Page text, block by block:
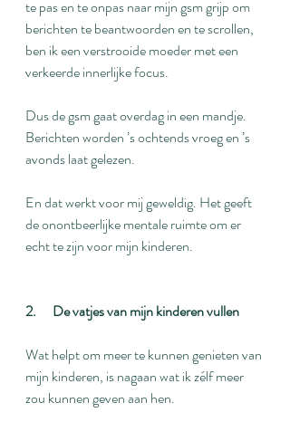
te pas en te onpas naar mijn gsm grijp om
berichten te beantwoorden en te scrollen,
ben ik een verstrooide moeder met een
verkeerde innerlijke focus.
Dus de gsm gaat overdag in een mandje.
Berichten worden ’s ochtends vroeg en ’s
avonds laat gelezen.
En dat werkt voor mij geweldig. Het geeft
de onontbeerlijke mentale ruimte om er
echt te zijn voor mijn kinderen.
2.      De vatjes van mijn kinderen vullen
Wat helpt om meer te kunnen genieten van
mijn kinderen, is nagaan wat ik zélf meer
zou kunnen geven aan hen.